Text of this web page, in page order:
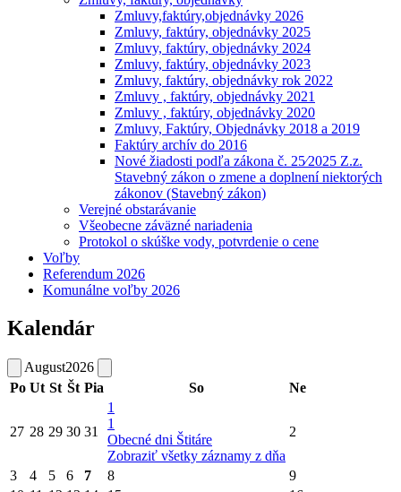
Zmluvy,faktúry,objednávky 2026
Zmluvy, faktúry, objednávky 2025
Zmluvy, faktúry, objednávky 2024
Zmluvy, faktúry, objednávky 2023
Zmluvy, faktúry, objednávky rok 2022
Zmluvy , faktúry, objednávky 2021
Zmluvy , faktúry, objednávky 2020
Zmluvy, Faktúry, Objednávky 2018 a 2019
Faktúry archív do 2016
Nové žiadosti podľa zákona č. 25⁄2025 Z.z.
Stavebný zákon o zmene a doplnení niektorých
zákonov (Stavebný zákon)
Verejné obstarávanie
Všeobecne záväzné nariadenia
Protokol o skúške vody, potvrdenie o cene
Voľby
Referendum 2026
Komunálne voľby 2026
Kalendár
August2026
Po Ut St Št Pia So Ne
27 28 29 30 31
1
1
Obecné dni Štitáre
Zobraziť všetky záznamy z dňa
2
3 4 5 6 7 8
9